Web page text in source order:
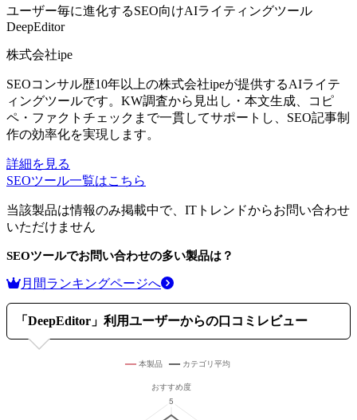
ユーザー毎に進化するSEO向けAIライティングツール
DeepEditor
株式会社ipe
SEOコンサル歴10年以上の株式会社ipeが提供するAIライテ
ィングツールです。KW調査から見出し・本文生成、コピ
ペ・ファクトチェックまで一貫してサポートし、SEO記事制
作の効率化を実現します。
詳細を見る
SEOツール一覧はこちら
当該製品は情報のみ掲載中で、ITトレンドからお問い合わせ
いただけません
SEOツールでお問い合わせの多い製品は？
月間ランキングページへ
「 DeepEditor 」利用ユーザーからの口コミレビュー